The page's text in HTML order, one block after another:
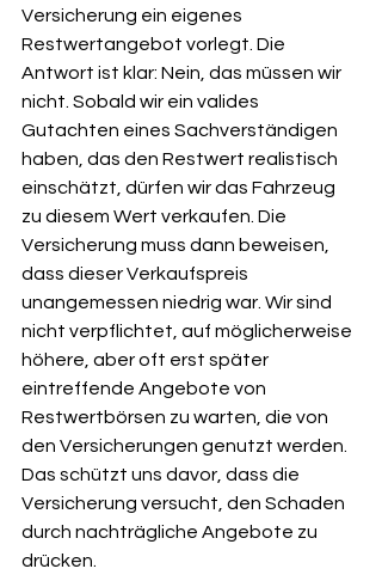
Versicherung ein eigenes
Restwertangebot vorlegt. Die
Antwort ist klar: Nein, das müssen wir
nicht. Sobald wir ein valides
Gutachten eines Sachverständigen
haben, das den Restwert realistisch
einschätzt, dürfen wir das Fahrzeug
zu diesem Wert verkaufen. Die
Versicherung muss dann beweisen,
dass dieser Verkaufspreis
unangemessen niedrig war. Wir sind
nicht verpflichtet, auf möglicherweise
höhere, aber oft erst später
eintreffende Angebote von
Restwertbörsen zu warten, die von
den Versicherungen genutzt werden.
Das schützt uns davor, dass die
Versicherung versucht, den Schaden
durch nachträgliche Angebote zu
drücken.